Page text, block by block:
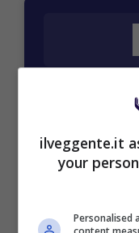
Fino a
Bonus
ilveggente.it
your
Personalised